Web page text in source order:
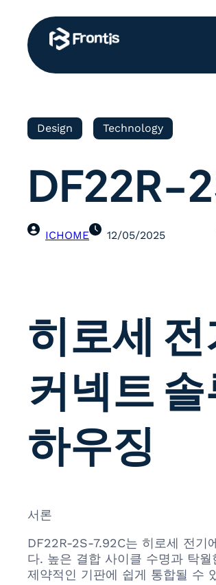
Design Technology
DF22R-
ICHOME 12/05/2025
히로세
커넥트
하우징
서론
DF22R-2S-7.92C는 히로세 전기
다. 높은 결합 사이클 수명과 탁
제약적인 기판에 쉽게 통합될 수